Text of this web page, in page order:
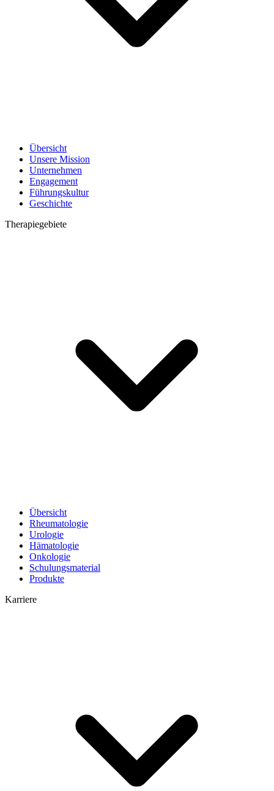
Übersicht
Unsere Mission
Unternehmen
Engagement
Führungskultur
Geschichte
Therapiegebiete
Übersicht
Rheumatologie
Urologie
Hämatologie
Onkologie
Schulungsmaterial
Produkte
Karriere